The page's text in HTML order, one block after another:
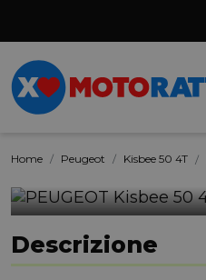
Home Peugeot Kisbee 50 4T
Descrizione